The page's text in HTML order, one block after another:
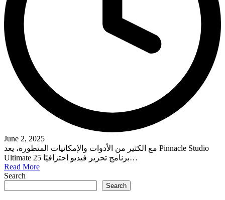
June 2, 2025
مع الكثير من الأدوات والإمكانيات المتطورة، يعد Pinnacle Studio
Ultimate 25 برنامج تحرير فيديو احترافيًا…
Read More
Search
Search